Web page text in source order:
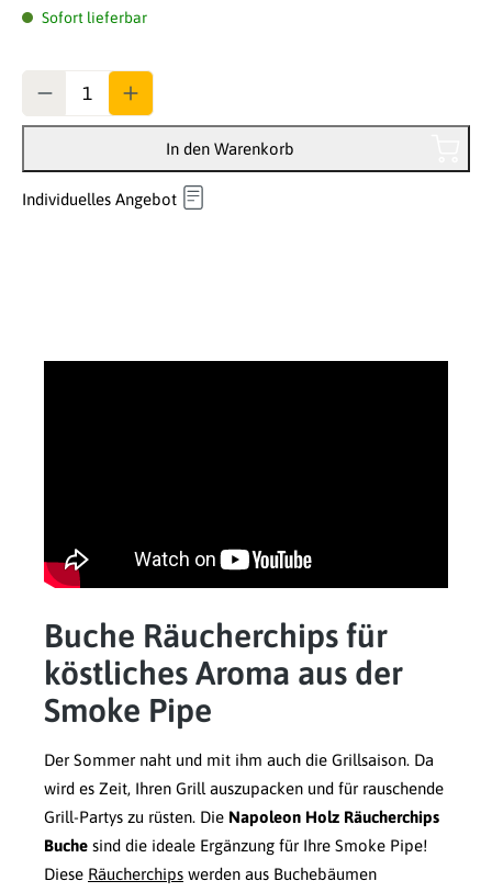
Sofort lieferbar
In den Warenkorb
Individuelles Angebot
Buche Räucherchips für
köstliches Aroma aus der
Smoke Pipe
Der Sommer naht und mit ihm auch die Grillsaison. Da
wird es Zeit, Ihren Grill auszupacken und für rauschende
Grill-Partys zu rüsten. Die Napoleon Holz Räucherchips
Buche sind die ideale Ergänzung für Ihre Smoke Pipe!
Diese Räucherchips werden aus Buchebäumen